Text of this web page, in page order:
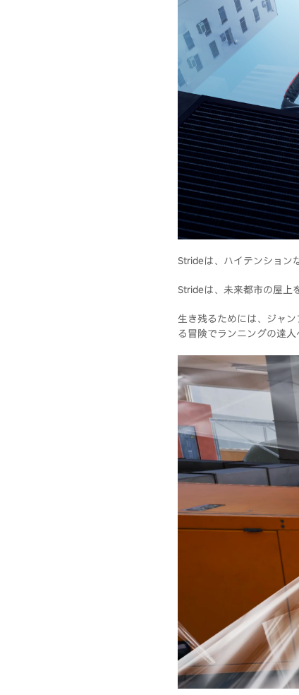
Strideは、ハイテンション
Strideは、未来都市の屋上
生き残るためには、ジャ
る冒険でランニングの達人